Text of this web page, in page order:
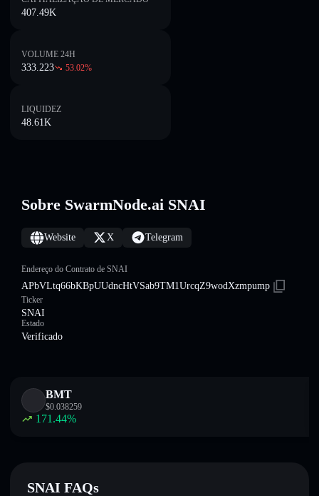
407.49K
VOLUME 24H
333.223 53.02%
LIQUIDEZ
48.61K
Sobre SwarmNode.ai SNAI
Website X Telegram
Endereço do Contrato de SNAI
APbVLtq66bKBpUUdncHtVSab9TM1UrcqZ9wodXzmpump
Ticker
SNAI
Estado
Verificado
BMT
$0.038259
171.44%
SNAI FAQs